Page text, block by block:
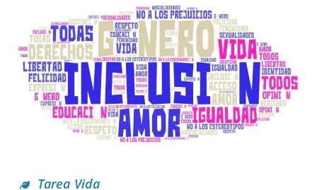
Tarea Vida